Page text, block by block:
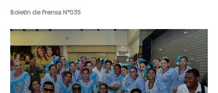
Boletín de Prensa N°035